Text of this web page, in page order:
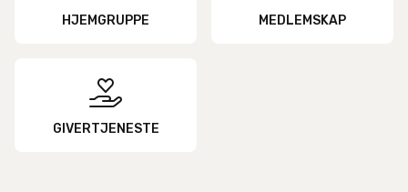
HJEMGRUPPE MEDLEMSKAP

GIVERTJENESTE